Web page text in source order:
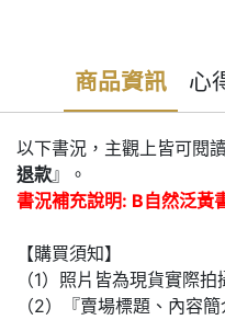
商品資訊 心
以下書況，主觀上皆可閱
退款』。
書況補充說明: B自然泛黃
【購買須知】
（1）照片皆為現貨實際
（2）『賣場標題、內容